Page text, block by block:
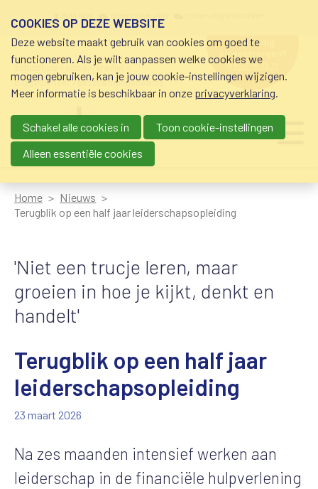
schuldhulp • sociaal krediet •
budgetbeheer • beschermingsbewind
hulp nodig
bij geldzorgen?
0800-8115.nl
Main navigation
Home
Nieuws
Terugblik op een half jaar leiderschapsopleiding
'Niet een trucje leren, maar
groeien in hoe je kijkt, denkt en
handelt'
Terugblik op een half jaar
leiderschapsopleiding
23 maart 2026
Na zes maanden intensief werken aan
leiderschap in de financiële hulpverlening
COOKIES OP DEZE WEBSITE
Deze website maakt gebruik van cookies om goed te
functioneren. Als je wilt aanpassen welke cookies we
mogen gebruiken, kan je jouw cookie-instellingen wijzigen.
Meer informatie is beschikbaar in onze privacyverklaring.
Schakel alle cookies in
Toon cookie-instellingen
Alleen essentiële cookies